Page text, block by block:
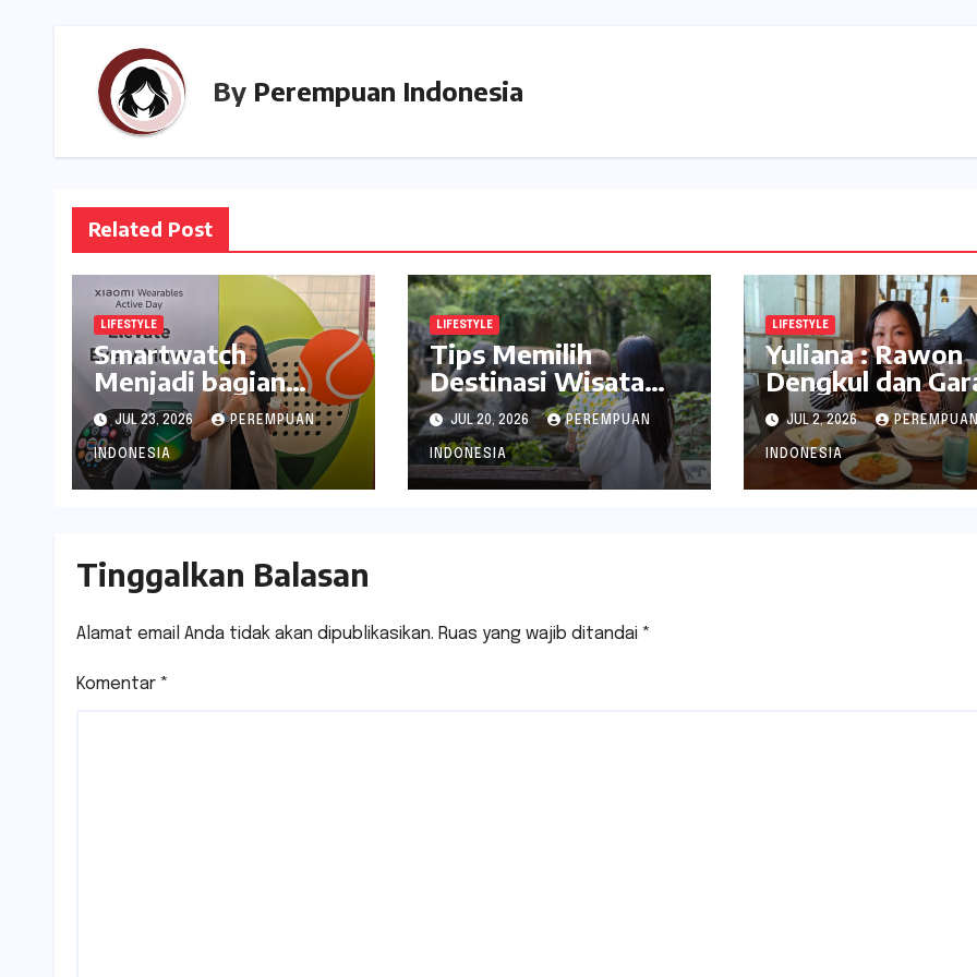
By Perempuan Indonesia
Related Post
LIFESTYLE
Smartwatch
Menjadi bagian
Penting Menjaga
Kesehatan Bagi
Perempuan
JUL 23, 2026 PEREMPUAN
INDONESIA
LIFESTYLE
Tips Memilih
Destinasi Wisata
Seru di Jabodetabek
ala inDrive
JUL 20, 2026 PEREMPUAN
INDONESIA
LIFESTYLE
Yuliana : Rawon
Dengkul dan
Asem VASA
Surabaya
Sekali
JUL 2, 2026
INDONESIA
Tinggalkan Balasan
Alamat email Anda tidak akan dipublikasikan. Ruas yang wajib ditandai *
Komentar *